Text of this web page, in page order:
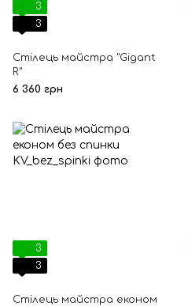
3
3
Стілець майстра "Gigant
R"
6 360 грн
3
3
Стілець майстра економ